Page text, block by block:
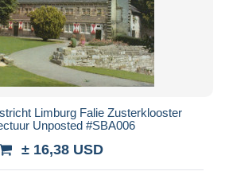
Limburg Falie Zusterklooster
Unposted #SBA006
± 16,38 USD